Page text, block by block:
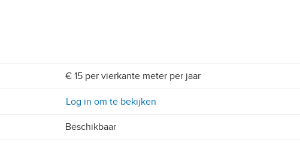
€ 15 per vierkante meter per jaar
Log in om te bekijken
Beschikbaar